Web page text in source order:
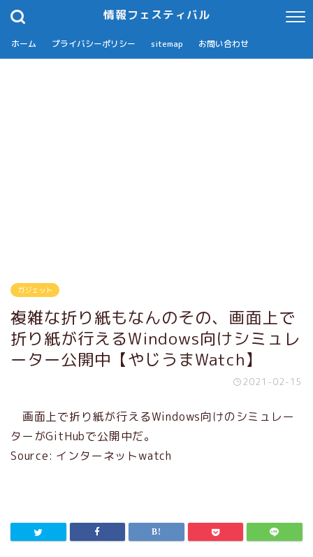
情報フェスティバル
ホーム プライバシーポリシー sitemap お問い合わせ
ガジェット
複雑な折り紙もなんのその、画面上で
折り紙が行えるWindows向けシミュレ
ーター公開中【やじうまWatch】
2021-02-15
画面上で折り紙が行えるWindows向けのシミュレー
ターがGitHubで公開中だ。
Source: インターネットwatch